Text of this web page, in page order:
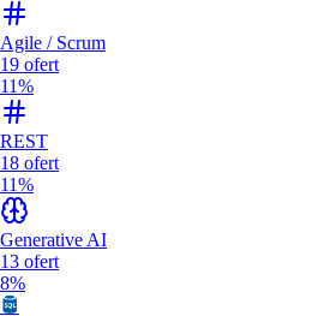
Agile / Scrum
19 ofert
11%
REST
18 ofert
11%
Generative AI
13 ofert
8%